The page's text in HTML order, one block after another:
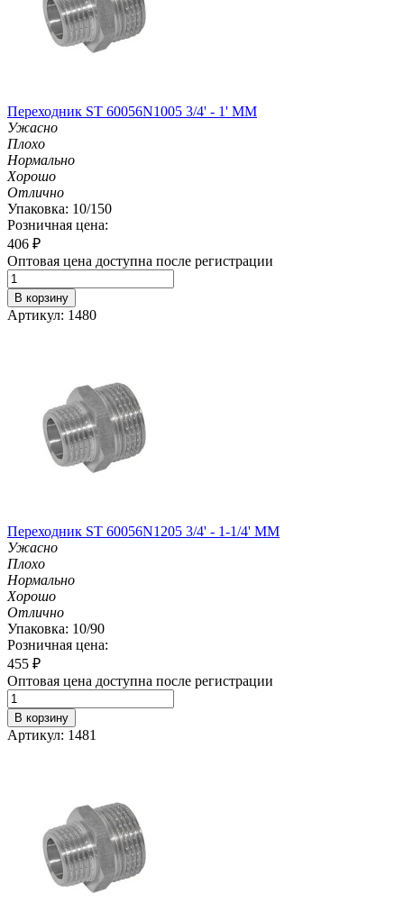
Переходник ST 60056N1005 3/4' - 1' MM
Ужасно
Плохо
Нормально
Хорошо
Отлично
Упаковка: 10/150
Розничная цена:
406 ₽
Оптовая цена доступна после регистрации
В корзину
Артикул: 1480
Переходник ST 60056N1205 3/4' - 1-1/4' MM
Ужасно
Плохо
Нормально
Хорошо
Отлично
Упаковка: 10/90
Розничная цена:
455 ₽
Оптовая цена доступна после регистрации
В корзину
Артикул: 1481